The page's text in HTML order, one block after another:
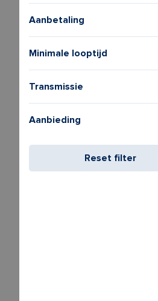
Aanbetaling
Minimale looptijd
Transmissie
Aanbieding
Reset filter